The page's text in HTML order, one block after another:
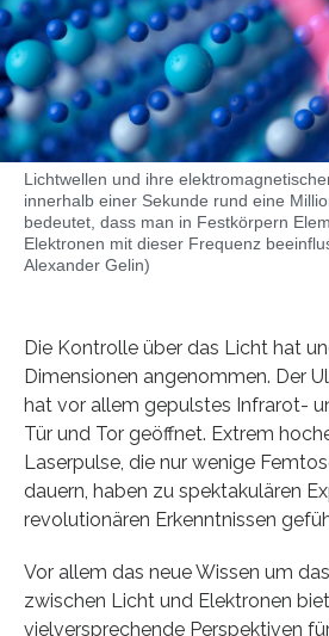
Lichtwellen und ihre
innerhalb einer Sekunde rund eine
bedeutet, dass man in Festkörpern
Elektronen mit dieser Frequenz
Alexander Gelin)
Die Kontrolle über das Licht hat
Dimensionen angenommen. Der
hat vor allem gepulstes Infrarot-
Tür und Tor geöffnet. Extrem
Laserpulse, die nur wenige
dauern, haben zu spektakulären
revolutionären Erkenntnissen
Vor allem das neue Wissen um
zwischen Licht und Elektronen
vielversprechende Perspektiven